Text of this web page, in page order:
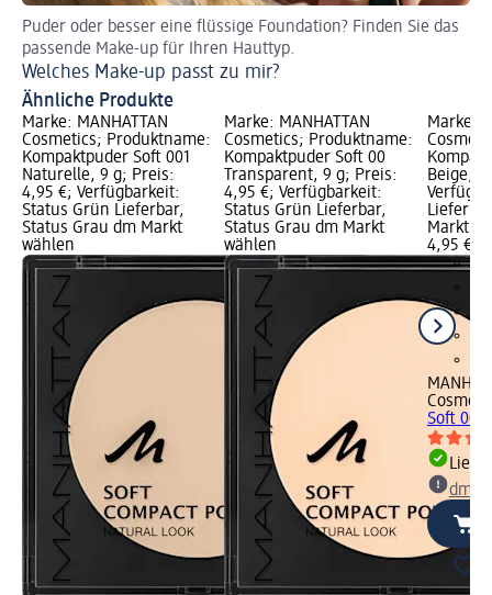
Puder oder besser eine flüssige Foundation? Finden Sie das
passende Make-up für Ihren Hauttyp.
Welches Make-up passt zu mir?
Ähnliche Produkte
Marke: MANHATTAN
Cosmetics; Produktname:
Kompaktpuder Soft 001
Naturelle, 9 g; Preis:
4,95 €; Verfügbarkeit:
Status Grün Lieferbar,
Status Grau dm Markt
wählen
Marke: MANHATTAN
Cosmetics; Produktname:
Kompaktpuder Soft 00
Transparent, 9 g; Preis:
4,95 €; Verfügbarkeit:
Status Grün Lieferbar,
Status Grau dm Markt
wählen
Marke:
Beige,
Markt
4,95 €
Soft 003
dm